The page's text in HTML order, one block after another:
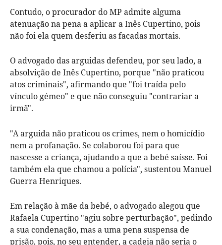
Contudo, o procurador do MP admite alguma
atenuação na pena a aplicar a Inês Cupertino, pois
não foi ela quem desferiu as facadas mortais.
O advogado das arguidas defendeu, por seu lado, a
absolvição de Inês Cupertino, porque "não praticou
atos criminais", afirmando que "foi traída pelo
vínculo gémeo" e que não conseguiu "contrariar a
irmã".
"A arguida não praticou os crimes, nem o homicídio
nem a profanação. Se colaborou foi para que
nascesse a criança, ajudando a que a bebé saísse. Foi
também ela que chamou a polícia", sustentou Manuel
Guerra Henriques.
Em relação à mãe da bebé, o advogado alegou que
Rafaela Cupertino "agiu sobre perturbação", pedindo
a sua condenação, mas a uma pena suspensa de
prisão, pois, no seu entender, a cadeia não seria o